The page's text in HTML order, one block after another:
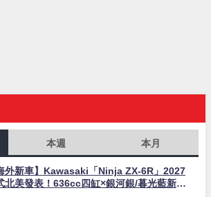
本週 本月
外新車】Kawasaki「Ninja ZX-6R」2027
北美發表！636cc四缸×銀河銀/暮光藍新色